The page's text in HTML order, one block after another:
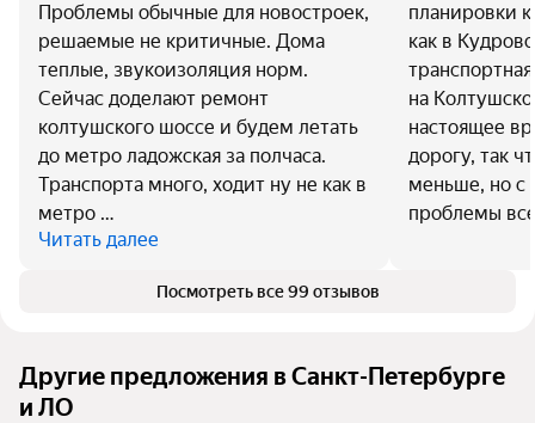
Проблемы обычные для новостроек,
решаемые не критичные. Дома
теплые, звукоизоляция норм.
Сейчас доделают ремонт
колтушского шоссе и будем летать
до метро ладожская за полчаса.
Транспорта много, ходит ну не как в
метро …
Читать далее
планировки
как в
на
настоящее
дорогу, так
меньше, но с
проблемы
Посмотреть все 99 отзывов
Другие предложения в Санкт-Петербурге
и ЛО